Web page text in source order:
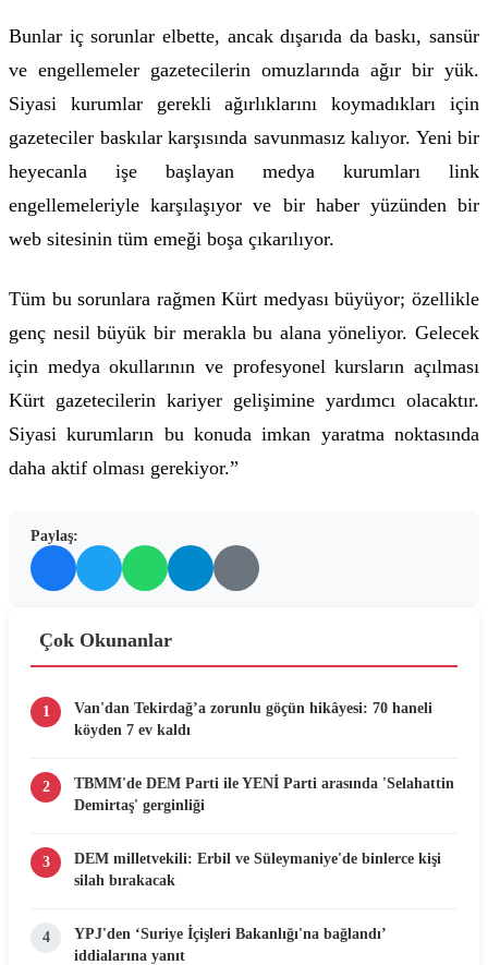
Bunlar iç sorunlar elbette, ancak dışarıda da baskı, sansür
ve engellemeler gazetecilerin omuzlarında ağır bir yük.
Siyasi kurumlar gerekli ağırlıklarını koymadıkları için
gazeteciler baskılar karşısında savunmasız kalıyor. Yeni bir
heyecanla işe başlayan medya kurumları link
engellemeleriyle karşılaşıyor ve bir haber yüzünden bir
web sitesinin tüm emeği boşa çıkarılıyor.
Tüm bu sorunlara rağmen Kürt medyası büyüyor; özellikle
genç nesil büyük bir merakla bu alana yöneliyor. Gelecek
için medya okullarının ve profesyonel kursların açılması
Kürt gazetecilerin kariyer gelişimine yardımcı olacaktır.
Siyasi kurumların bu konuda imkan yaratma noktasında
daha aktif olması gerekiyor.”
Paylaş:
Çok Okunanlar
1
Van'dan Tekirdağ’a zorunlu göçün hikâyesi: 70 haneli
köyden 7 ev kaldı
2
TBMM'de DEM Parti ile YENİ Parti arasında 'Selahattin
Demirtaş' gerginliği
3
DEM milletvekili: Erbil ve Süleymaniye'de binlerce kişi
silah bırakacak
4
YPJ'den ‘Suriye İçişleri Bakanlığı'na bağlandı’
iddialarına yanıt